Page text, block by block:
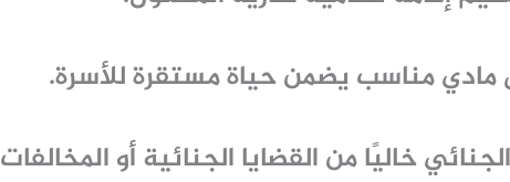
مناسب يضمن حياة مستقرة للأسرة.
خاليًا من القضايا الجنائية أو المخالفات